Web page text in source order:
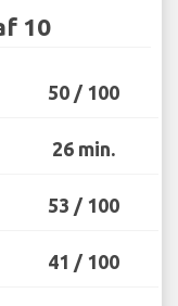
10
50 / 100
26 min.
53 / 100
41 / 100